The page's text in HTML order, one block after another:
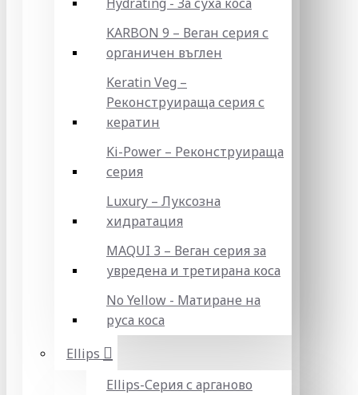
KARBON 9 – Веган серия с
органичен въглен
Keratin Veg –
Реконструираща серия с
кератин
Ki-Power – Реконструираща
серия
Luxury – Луксозна
хидратация
MAQUI 3 – Веган серия за
увредена и третирана коса
No Yellow - Матиране на
руса коса
Ellips
Ellips-Серия с арганово